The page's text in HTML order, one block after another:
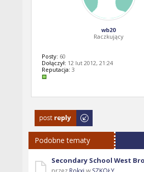
wb20
Raczkujący
Posty: 60
Dołączył: 12 lut 2012, 21:24
Reputacja: 3
Odpowiedz
Podobne tematy
Secondary School West